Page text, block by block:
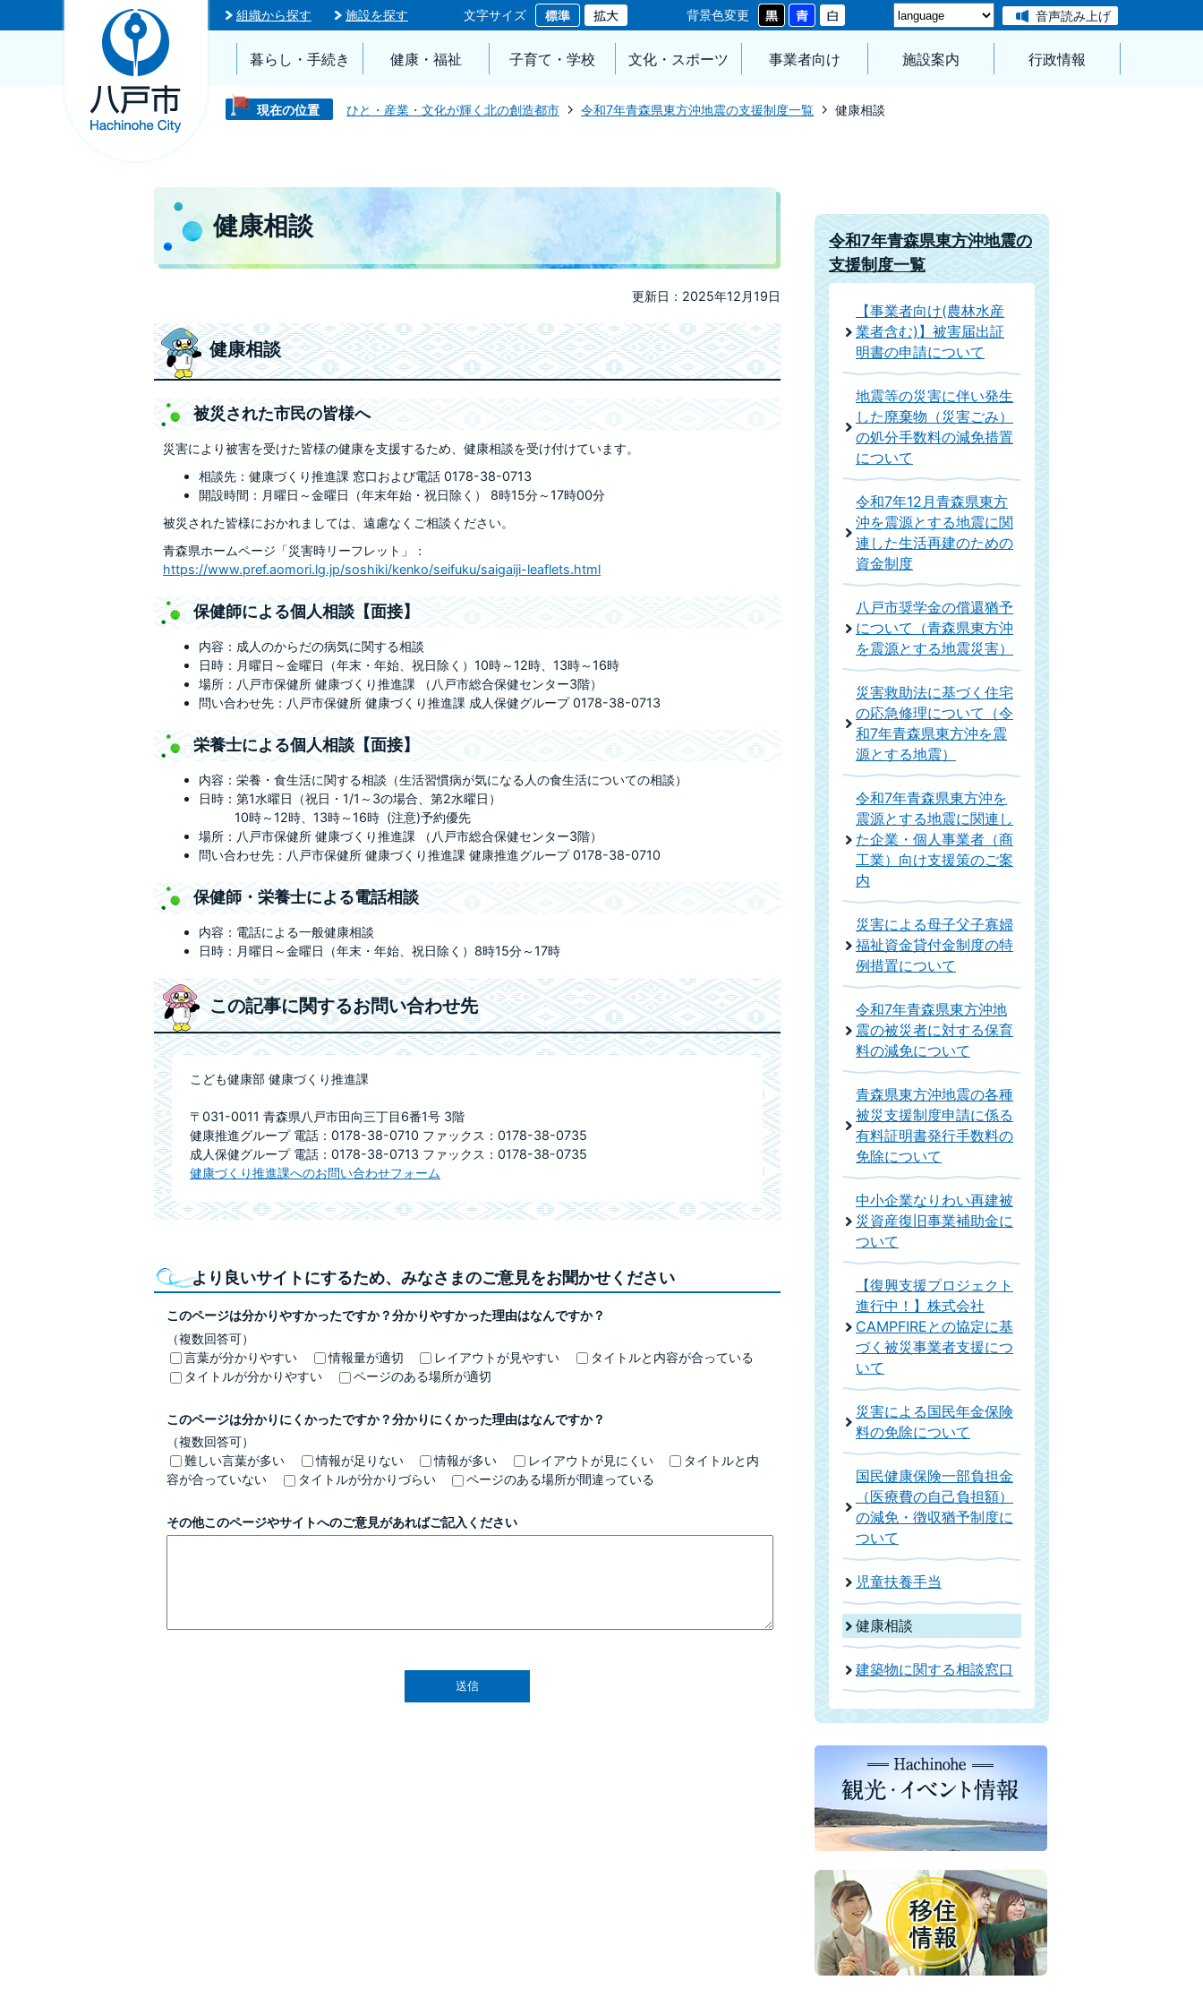
組織から探す 施設を探す 文字サイズ 背景色変更 音声読み上げ
暮らし・手続き 健康・福祉 子育て・学校 文化・スポーツ 事業者向け 施設案内 行政情報
現在の位置 ひと・産業・文化が輝く北の創造都市 令和7年青森県東方沖地震の支援制度一覧 健康相談
健康相談
更新日：2025年12月19日
健康相談
被災された市民の皆様へ
災害により被害を受けた皆様の健康を支援するため、健康相談を受け付けています。
相談先：健康づくり推進課 窓口および電話 0178-38-0713
開設時間：月曜日～金曜日（年末年始・祝日除く） 8時15分～17時00分
被災された皆様におかれましては、遠慮なくご相談ください。
青森県ホームページ「災害時リーフレット」：
https://www.pref.aomori.lg.jp/soshiki/kenko/seifuku/saigaiji-leaflets.html
保健師による個人相談【面接】
内容：成人のからだの病気に関する相談
日時：月曜日～金曜日（年末・年始、祝日除く）10時～12時、13時～16時
場所：八戸市保健所 健康づくり推進課 （八戸市総合保健センター3階）
問い合わせ先：八戸市保健所 健康づくり推進課 成人保健グループ 0178-38-0713
栄養士による個人相談【面接】
内容：栄養・食生活に関する相談（生活習慣病が気になる人の食生活についての相談）
日時：第1水曜日（祝日・1/1～3の場合、第2水曜日）
10時～12時、13時～16時 (注意)予約優先
場所：八戸市保健所 健康づくり推進課 （八戸市総合保健センター3階）
問い合わせ先：八戸市保健所 健康づくり推進課 健康推進グループ 0178-38-0710
保健師・栄養士による電話相談
内容：電話による一般健康相談
日時：月曜日～金曜日（年末・年始、祝日除く）8時15分～17時
この記事に関するお問い合わせ先
こども健康部 健康づくり推進課
〒031-0011 青森県八戸市田向三丁目6番1号 3階
健康推進グループ 電話：0178-38-0710 ファックス：0178-38-0735
成人保健グループ 電話：0178-38-0713 ファックス：0178-38-0735
健康づくり推進課へのお問い合わせフォーム
より良いサイトにするため、みなさまのご意見をお聞かせください
このページは分かりやすかったですか？分かりやすかった理由はなんですか？
（複数回答可）
言葉が分かりやすい
情報量が適切 レイアウトが見やすい
タイトルと内容が合っている
タイトルが分かりやすい
ページのある場所が適切
このページは分かりにくかったですか？分かりにくかった理由はなんですか？
（複数回答可）
難しい言葉が多い
情報が足りない 情報が多い レイアウトが見にくい
タイトルと内
容が合っていない
タイトルが分かりづらい ページのある場所が間違っている
その他このページやサイトへのご意見があればご記入ください
令和7年青森県東方沖地震の
支援制度一覧
【事業者向け(農林水産
業者含む)】被害届出証
明書の申請について
地震等の災害に伴い発生
した廃棄物（災害ごみ）
の処分手数料の減免措置
について
令和7年12月青森県東方
沖を震源とする地震に関
連した生活再建のための
資金制度
八戸市奨学金の償還猶予
について（青森県東方沖
を震源とする地震災害）
災害救助法に基づく住宅
の応急修理について（令
和7年青森県東方沖を震
源とする地震）
令和7年青森県東方沖を
震源とする地震に関連し
た企業・個人事業者（商
工業）向け支援策のご案
内
災害による母子父子寡婦
福祉資金貸付金制度の特
例措置について
令和7年青森県東方沖地
震の被災者に対する保育
料の減免について
青森県東方沖地震の各種
被災支援制度申請に係る
有料証明書発行手数料の
免除について
中小企業なりわい再建被
災資産復旧事業補助金に
ついて
【復興支援プロジェクト
進行中！】株式会社
CAMPFIREとの協定に基
づく被災事業者支援につ
いて
災害による国民年金保険
料の免除について
国民健康保険一部負担金
（医療費の自己負担額）
の減免・徴収猶予制度に
ついて
児童扶養手当
健康相談
建築物に関する相談窓口